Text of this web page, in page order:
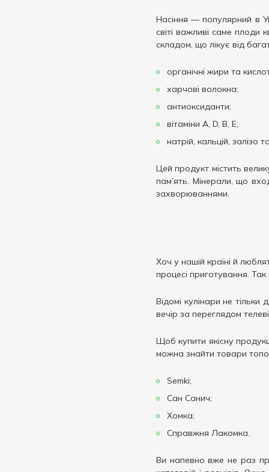
Насіння — популярний в
світі важливі саме плоди
складом, що лікує від
органічні жири та
харчові волокна;
антиоксиданти;
вітаміни А, D, B, E;
натрій, кальцій, залізо
Цей продукт містить
пам’ять. Мінерали, що
захворюваннями.
Хоч у нашій країні й
процесі приготування.
Відомі кулінари не
вечір за переглядом
Щоб купити якісну
можна знайти товари
Semki;
Сан Санич;
Хомка;
Справжня Лакомка.
Ви напевно вже не раз